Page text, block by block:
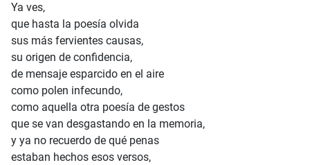
Ya ves,
que hasta la poesía olvida
sus más fervientes causas,
su origen de confidencia,
de mensaje esparcido en el aire
como polen infecundo,
como aquella otra poesía de gestos
que se van desgastando en la memoria,
y ya no recuerdo de qué penas
estaban hechos esos versos,